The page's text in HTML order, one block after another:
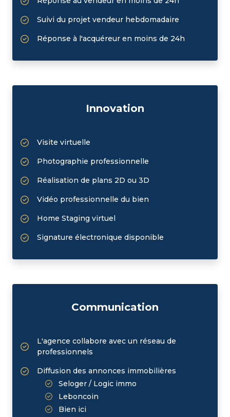
Suivi du projet vendeur hebdomadaire
Réponse à l'acquéreur en moins de 24h
Innovation
Visite virtuelle
Photographie professionnelle
Réalisation de plans 2D ou 3D
Vidéo professionnelle du bien
Home Staging virtuel
Signature électronique disponible
Communication
L'agence collabore avec un réseau de
professionnels
Diffusion des annonces immobilières
Seloger / Logic immo
Leboncoin
Bien ici